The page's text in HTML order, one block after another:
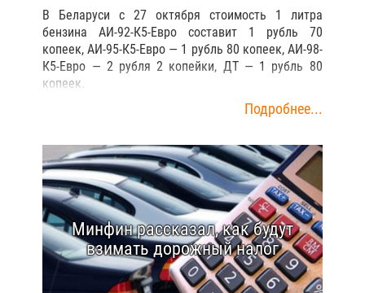
В Беларуси с 27 октября стоимость 1 литра
бензина АИ-92-К5-Евро составит 1 рубль 70
копеек, АИ-95-К5-Евро — 1 рубль 80 копеек, АИ-98-
К5-Евро — 2 рубля 2 копейки, ДТ — 1 рубль 80
копеек.
Подробнее...
Минфин рассказал, как будут
взимать дорожный налог